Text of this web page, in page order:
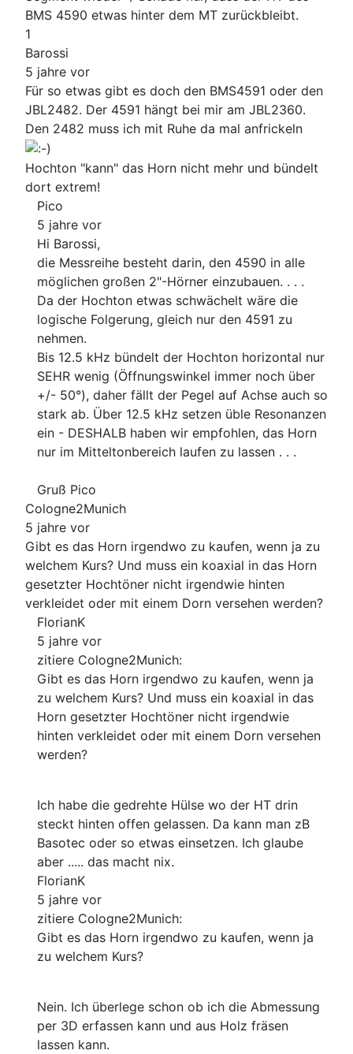
BMS 4590 etwas hinter dem MT zurückbleibt.
1
Barossi
5 jahre vor
Für so etwas gibt es doch den BMS4591 oder den
JBL2482. Der 4591 hängt bei mir am JBL2360.
Den 2482 muss ich mit Ruhe da mal anfrickeln
Hochton "kann" das Horn nicht mehr und bündelt
dort extrem!
Pico
5 jahre vor
Hi Barossi,
die Messreihe besteht darin, den 4590 in alle
möglichen großen 2"-Hörner einzubauen. . . .
Da der Hochton etwas schwächelt wäre die
logische Folgerung, gleich nur den 4591 zu
nehmen.
Bis 12.5 kHz bündelt der Hochton horizontal nur
SEHR wenig (Öffnungswinkel immer noch über
+/- 50°), daher fällt der Pegel auf Achse auch so
stark ab. Über 12.5 kHz setzen üble Resonanzen
ein - DESHALB haben wir empfohlen, das Horn
nur im Mitteltonbereich laufen zu lassen . . .
Gruß Pico
Cologne2Munich
5 jahre vor
Gibt es das Horn irgendwo zu kaufen, wenn ja zu
welchem Kurs? Und muss ein koaxial in das Horn
gesetzter Hochtöner nicht irgendwie hinten
verkleidet oder mit einem Dorn versehen werden?
FlorianK
5 jahre vor
zitiere Cologne2Munich:
Gibt es das Horn irgendwo zu kaufen, wenn ja
zu welchem Kurs? Und muss ein koaxial in das
Horn gesetzter Hochtöner nicht irgendwie
hinten verkleidet oder mit einem Dorn versehen
werden?
Ich habe die gedrehte Hülse wo der HT drin
steckt hinten offen gelassen. Da kann man zB
Basotec oder so etwas einsetzen. Ich glaube
aber ..... das macht nix.
FlorianK
5 jahre vor
zitiere Cologne2Munich:
Gibt es das Horn irgendwo zu kaufen, wenn ja
zu welchem Kurs?
Nein. Ich überlege schon ob ich die Abmessung
per 3D erfassen kann und aus Holz fräsen
lassen kann.